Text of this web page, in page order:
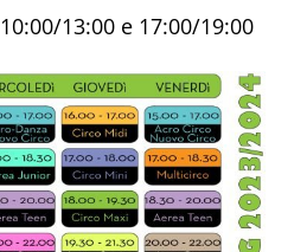
10:00/13:00 e 17:00/19:00